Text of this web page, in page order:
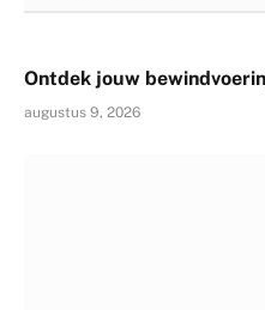
Ontdek jouw
augustus 9, 2026